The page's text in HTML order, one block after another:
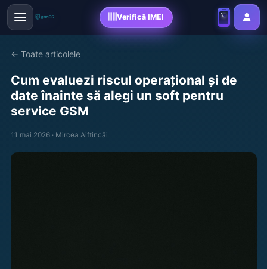
Verifică IMEI
← Toate articolele
Cum evaluezi riscul operațional și de
date înainte să alegi un soft pentru
service GSM
11 mai 2026 · Mircea Aiftincăi